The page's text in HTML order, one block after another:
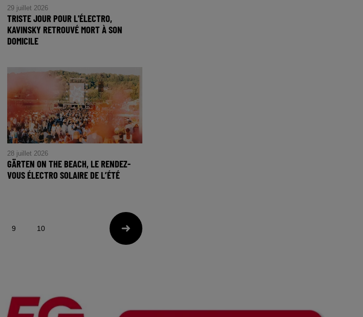
29 juillet 2026
TRISTE JOUR POUR L'ÉLECTRO,
KAVINSKY RETROUVÉ MORT À SON
DOMICILE
28 juillet 2026
GÄRTEN ON THE BEACH, LE RENDEZ-
VOUS ÉLECTRO SOLAIRE DE L’ÉTÉ
9 10